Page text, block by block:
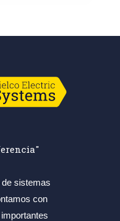
de sistemas
con